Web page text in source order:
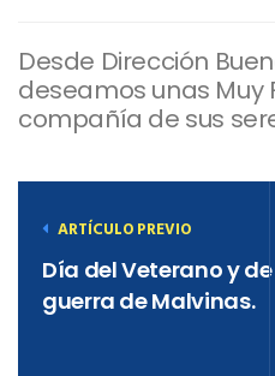
Desde Dirección
deseamos unas Muy
compañía de sus
ARTÍCULO PREVIO
Día del Veterano y
guerra de Malvinas.